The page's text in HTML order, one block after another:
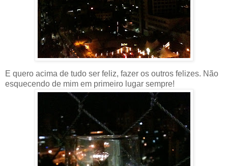
E quero acima de tudo ser feliz, fazer os outros felizes. Não
esquecendo de mim em primeiro lugar sempre!